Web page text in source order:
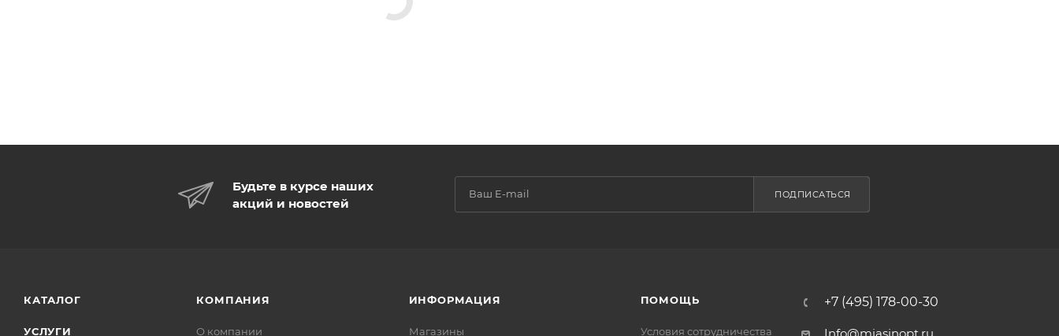
Будьте в курсе наших
акций и новостей
ПОДПИСАТЬСЯ
КАТАЛОГ
УСЛУГИ
КОМПАНИЯ
О компании
ИНФОРМАЦИЯ
Магазины
ПОМОЩЬ
Условия сотрудничества
+7 (495) 178-00-30